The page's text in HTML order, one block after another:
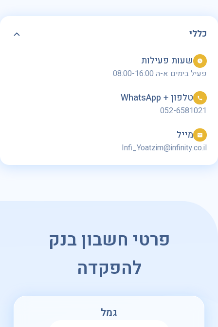
כללי
שעות פעילות
פעיל בימים א-ה 08:00-16:00
טלפון + WhatsApp
052-6581021
מייל
Infi_Yoatzim@infinity.co.il
פרטי חשבון בנק
להפקדה
גמל